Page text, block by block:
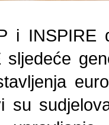
i INSPIRE
sljedeće
su